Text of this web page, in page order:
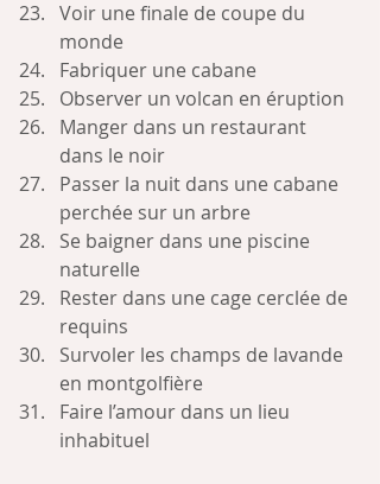
Voir une finale de coupe du
monde
Fabriquer une cabane
Observer un volcan en éruption
Manger dans un restaurant
dans le noir
Passer la nuit dans une cabane
perchée sur un arbre
Se baigner dans une piscine
naturelle
Rester dans une cage cerclée de
requins
Survoler les champs de lavande
en montgolfière
Faire l’amour dans un lieu
inhabituel